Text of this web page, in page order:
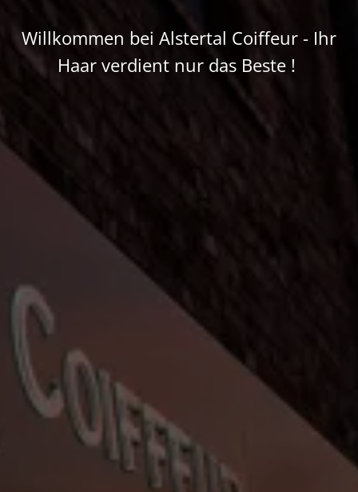
Willkommen bei Alstertal Coiffeur - Ihr
Haar verdient nur das Beste !